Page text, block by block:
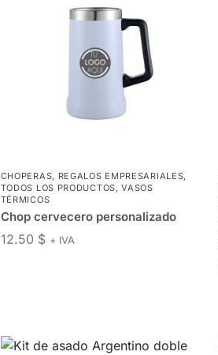
CHOPERAS REGALOS EMPRESARIALES
TODOS LOS PRODUCTOS ,VASOS
TÉRMICOS
Chop cervecero personalizado
12.50 $ + IVA